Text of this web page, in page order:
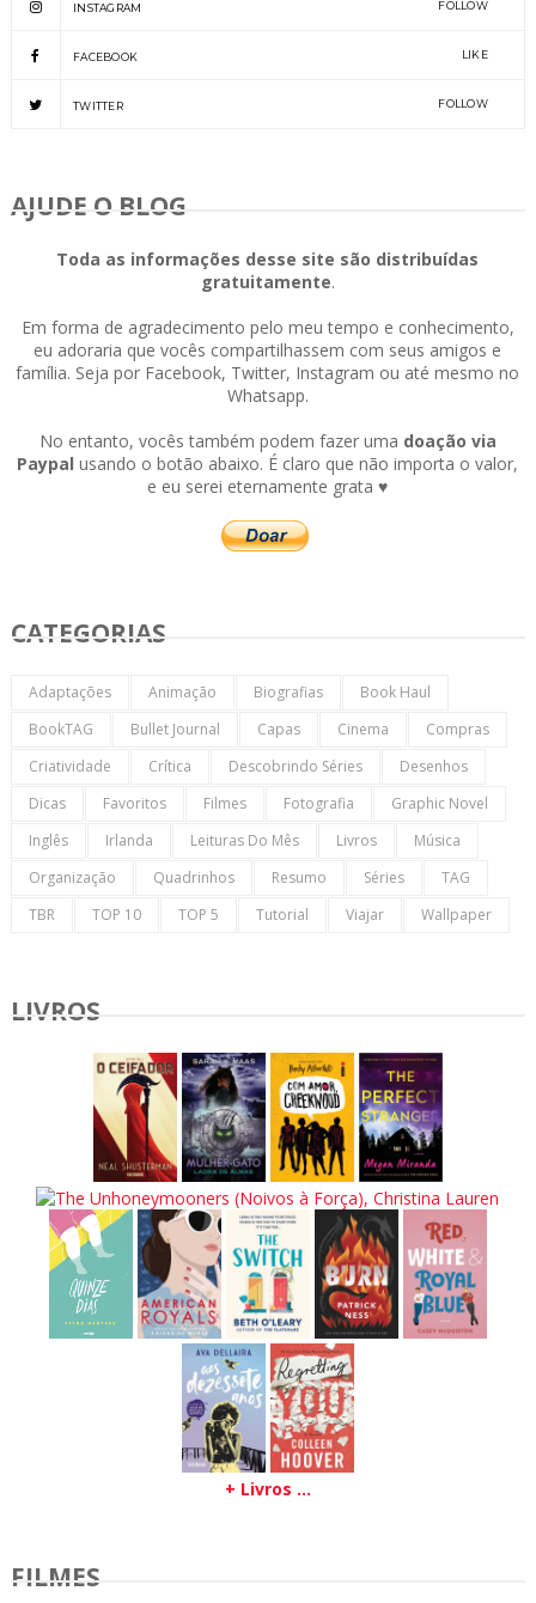
INSTAGRAM FOLLOW
FACEBOOK LIKE
TWITTER FOLLOW
AJUDE O BLOG
Toda as informações desse site são distribuídas
gratuitamente.
Em forma de agradecimento pelo meu tempo e conhecimento,
eu adoraria que vocês compartilhassem com seus amigos e
família. Seja por Facebook, Twitter, Instagram ou até mesmo no
Whatsapp.
No entanto, vocês também podem fazer uma doação via
Paypal usando o botão abaixo. É claro que não importa o valor,
e eu serei eternamente grata ♥
CATEGORIAS
Adaptações Animação Biografias
Book Haul
BookTAG
Bullet Journal Capas Cinema
Compras
Criatividade
Crítica Descobrindo Séries
Desenhos
Dicas
Favoritos Filmes Fotografia
Graphic Novel
Inglês
Irlanda Leituras Do Mês Livros
Música
Organização
Quadrinhos Resumo Séries
TAG
TBR
TOP 10 TOP 5 Tutorial Viajar Wallpaper
LIVROS
+ Livros ...
FILMES